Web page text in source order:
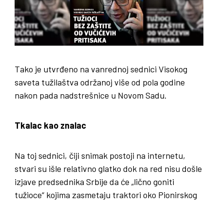
Tako je utvrđeno na vanrednoj sednici Visokog
saveta tužilaštva održanoj više od pola godine
nakon pada nadstrešnice u Novom Sadu.
Tkalac kao znalac
Na toj sednici, čiji snimak postoji na internetu,
stvari su išle relativno glatko dok na red nisu došle
izjave predsednika Srbije da će „lično goniti
tužioce“ kojima zasmetaju traktori oko Pionirskog